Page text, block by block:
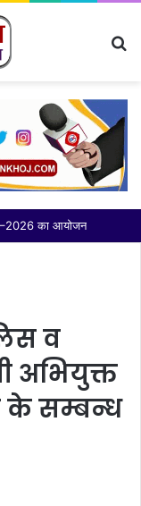
व
अभियुक्त
सम्बन्ध